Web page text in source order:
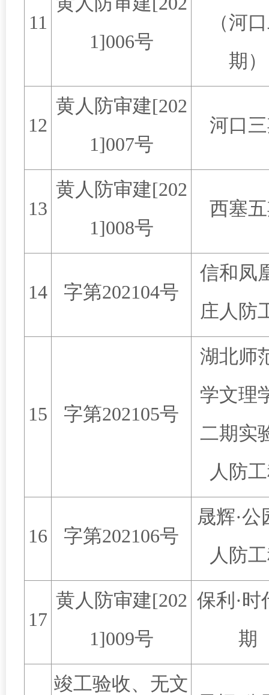
11
1]006号
（河
期）
12
黄人防审建[202
1]007号
河口
13
黄人防审建[202
1]008号
西塞
14 字第202104号
信和凤
庄人防
15 字第202105号
湖北师
学文理
二期实
人防
16 字第202106号
晟辉·公
人防
17
黄人防审建[202
1]009号
保利 ·时
期
竣工验收、无文